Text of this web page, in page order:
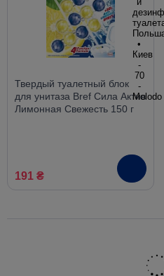
Твердый туалетный блок
для унитаза Bref Сила Актив
Лимонная Свежесть 150 г
191 ₴